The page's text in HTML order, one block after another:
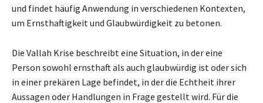
und findet häufig Anwendung in verschiedenen Kontexten,
um Ernsthaftigkeit und Glaubwürdigkeit zu betonen.
Die Vallah Krise beschreibt eine Situation, in der eine
Person sowohl ernsthaft als auch glaubwürdig ist oder sich
in einer prekären Lage befindet, in der die Echtheit ihrer
Aussagen oder Handlungen in Frage gestellt wird. Für die